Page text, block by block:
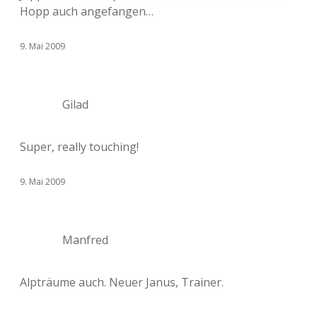
Hopp auch angefangen…
9. Mai 2009
Gilad
Super, really touching!
9. Mai 2009
Manfred
Alpträume auch. Neuer Janus, Trainer.